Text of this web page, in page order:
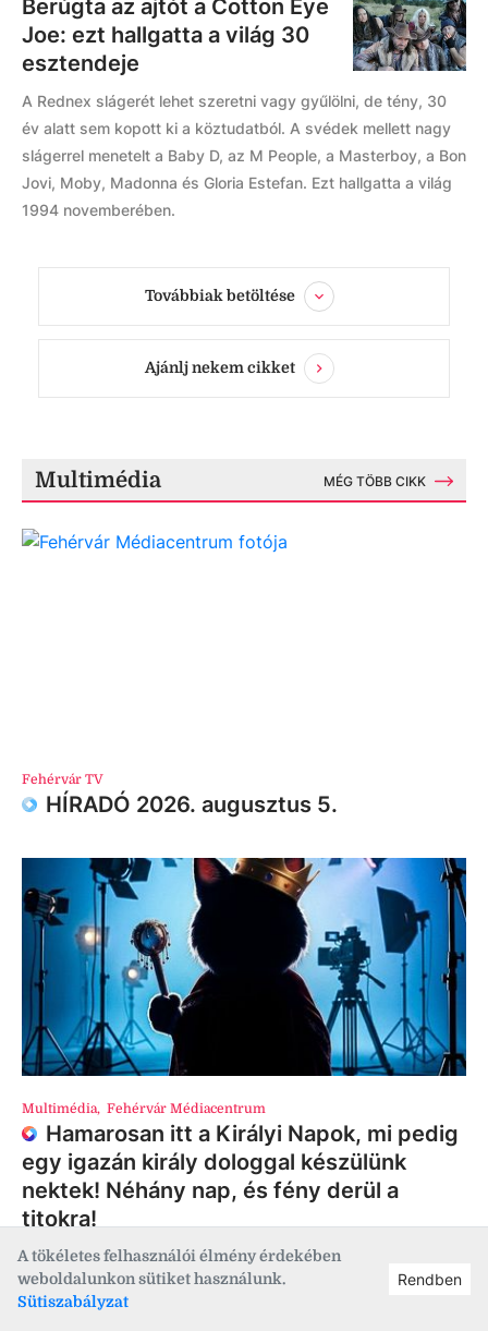
A tökéletes felhasználói élmény érdekében
weboldalunkon sütiket használunk.
Sütiszabályzat
Rendben
Berúgta az ajtót a Cotton Eye
Joe: ezt hallgatta a világ 30
esztendeje
A Rednex slágerét lehet szeretni vagy gyűlölni, de tény, 30
év alatt sem kopott ki a köztudatból. A svédek mellett nagy
slágerrel menetelt a Baby D, az M People, a Masterboy, a Bon
Jovi, Moby, Madonna és Gloria Estefan. Ezt hallgatta a világ
1994 novemberében.
Továbbiak betöltése
Ajánlj nekem cikket
Multimédia MÉG TÖBB CIKK
Fehérvár TV
HÍRADÓ 2026. augusztus 5.
Multimédia, Fehérvár Médiacentrum
Hamarosan itt a Királyi Napok, mi pedig
egy igazán király dologgal készülünk
nektek! Néhány nap, és fény derül a
titokra!